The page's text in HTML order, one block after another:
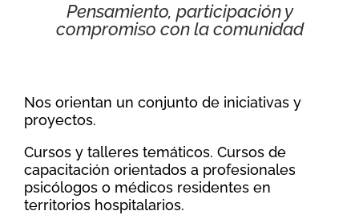
Pensamiento, participación y
compromiso con la comunidad
Nos orientan un conjunto de iniciativas y
proyectos.
Cursos y talleres temáticos. Cursos de
capacitación orientados a profesionales
psicólogos o médicos residentes en
territorios hospitalarios.